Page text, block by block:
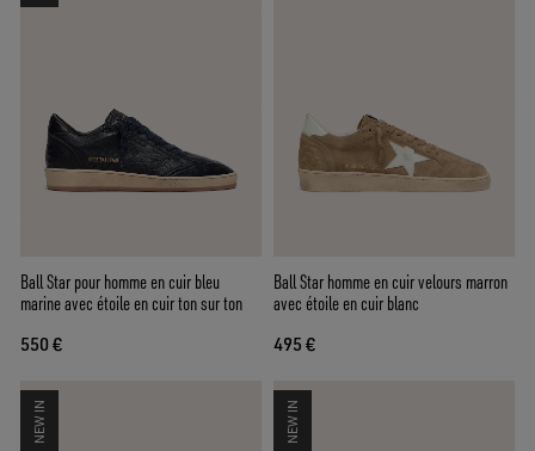
Ball Star pour homme en cuir bleu
marine avec étoile en cuir ton sur ton
550 €
Ball Star homme en cuir velours marron
avec étoile en cuir blanc
495 €
NEW IN NEW IN